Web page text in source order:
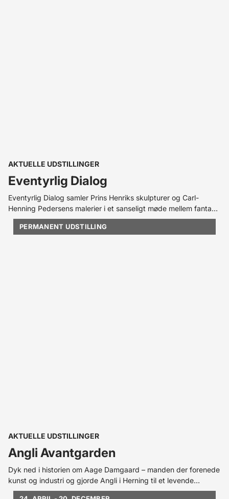
AKTUELLE UDSTILLINGER
Eventyrlig Dialog
Eventyrlig Dialog samler Prins Henriks skulpturer og Carl-
Henning Pedersens malerier i et sanseligt møde mellem fantasi
og virkelighed. To kunstnere skaber et fælles univers befolket
af mytiske væsener, drømme og poetiske fortællinger.
PERMANENT UDSTILLING
AKTUELLE UDSTILLINGER
Angli Avantgarden
Dyk ned i historien om Aage Damgaard – manden der forenede
kunst og industri og gjorde Angli i Herning til et levende
centrum for avantgarden. Her smeltede musik, maleri og